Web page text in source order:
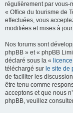
régulièrement par vous-
« Office du tourisme de
effectuées, vous
modifiées et mises à jour.
Nos forums sont
phpBB » et « phpBB
déclaré sous la «
téléchargé sur le site de
de faciliter les
être tenu comme
acceptons et que nous
phpBB, veuillez